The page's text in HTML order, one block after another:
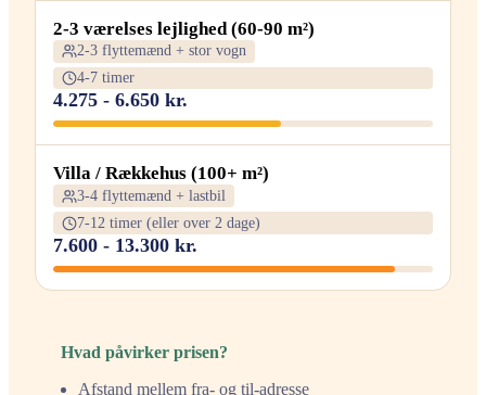
2-3 værelses lejlighed (60-90 m²)
2-3 flyttemænd + stor vogn
4-7 timer
4.275 - 6.650 kr.
Villa / Rækkehus (100+ m²)
3-4 flyttemænd + lastbil
7-12 timer (eller over 2 dage)
7.600 - 13.300 kr.
Hvad påvirker prisen?
Afstand mellem fra- og til-adresse